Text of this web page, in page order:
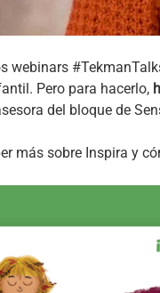
webinars
Pero para hacerlo,
del bloque de
más sobre Inspira y